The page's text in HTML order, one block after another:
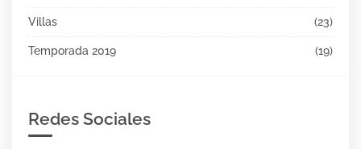
Villas (23)
Temporada 2019 (19)
Redes Sociales